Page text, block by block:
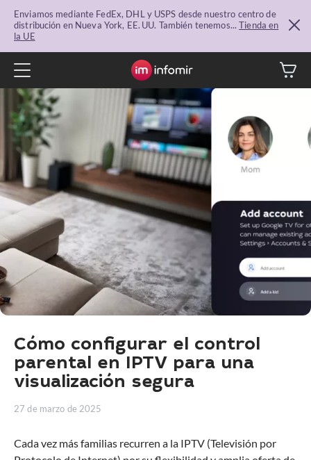
Enviamos mediante FedEx, DHL y USPS desde nuestro centro de
distribución en Nueva York, EE. UU. También tenemos...Tienda en
la UE
Cómo configurar el control
parental en IPTV para una
visualización segura
27 de marzo de 2025
Cada vez más familias recurren a la IPTV (Televisión por